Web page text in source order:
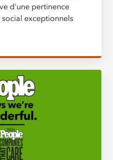
d'une pertinence
exceptionnels